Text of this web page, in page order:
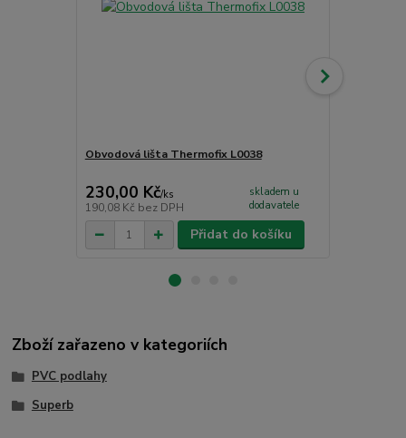
Obvodová lišta Thermofix L0038
230,00 Kč/ks
190,08 Kč bez DPH
skladem u
dodavatele
Přidat do košíku
Zboží zařazeno v kategoriích
PVC podlahy
Superb